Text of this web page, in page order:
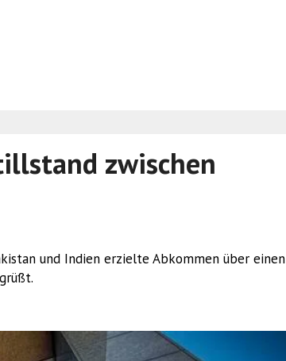
zwischen
und Indien erzielte Abkommen über einen